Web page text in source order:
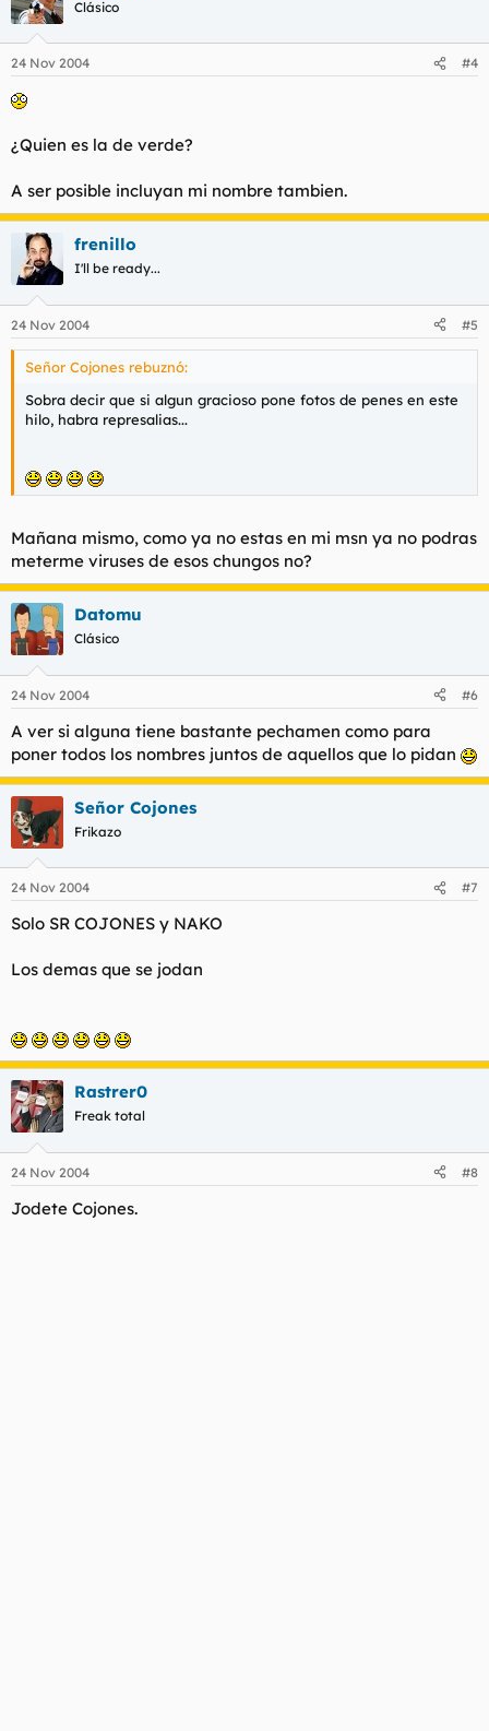
Clásico
24 Nov 2004 #4
¿Quien es la de verde?
A ser posible incluyan mi nombre tambien.
frenillo
I'll be ready...
24 Nov 2004 #5
Señor Cojones rebuznó:
Sobra decir que si algun gracioso pone fotos de penes en este
hilo, habra represalias...
Mañana mismo, como ya no estas en mi msn ya no podras
meterme viruses de esos chungos no?
Datomu
Clásico
24 Nov 2004 #6
A ver si alguna tiene bastante pechamen como para
poner todos los nombres juntos de aquellos que lo pidan
Señor Cojones
Frikazo
24 Nov 2004 #7
Solo SR COJONES y NAKO
Los demas que se jodan
Rastrer0
Freak total
24 Nov 2004 #8
Jodete Cojones.